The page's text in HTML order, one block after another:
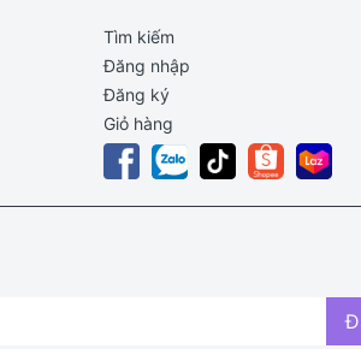
Tìm kiếm
Đăng nhập
Đăng ký
Giỏ hàng